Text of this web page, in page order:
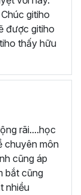
các bài tập
trên các
đa đến tính
thủ thuật
muốn tỏa
cao thông
việc.
các công cụ
nhân được
làm việc lên
gitiho
được gitiho
thấy hữu
rãi....học
chuyên môn
cũng áp
bắt cũng
nhiều